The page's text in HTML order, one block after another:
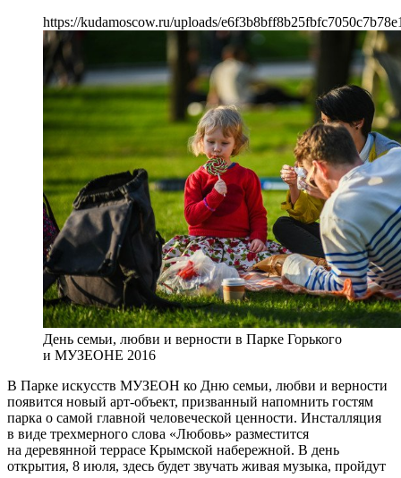
https://kudamoscow.ru/uploads/
День семьи, любви и верности в Парке Горького
и МУЗЕОНЕ 2016
В Парке искусств МУЗЕОН ко Дню семьи, любви и верности
появится новый арт-объект, призванный напомнить гостям
парка о самой главной человеческой ценности. Инсталляция
в виде трехмерного слова «Любовь» разместится
на деревянной террасе Крымской набережной. В день
открытия, 8 июля, здесь будет звучать живая музыка, пройдут